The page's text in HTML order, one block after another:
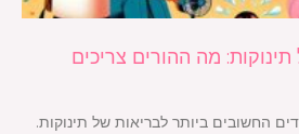
מה ההורים צריכים
החשובים ביותר לבריאות של תינוקות.